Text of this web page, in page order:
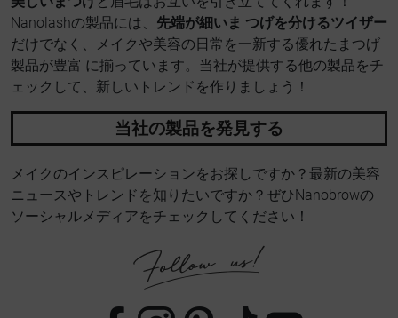
Nanolashの製品には、 先端が細いま つげを分けるツイザー
だけでなく、メイクや美容の日常を一新する優れたまつげ
製品が豊富 に揃っています。当社が提供する他の製品をチ
ェックして、新しいトレンドを作りましょう！
当社の製品を発見する
メイクのインスピレーションをお探しですか？最新の美容
ニュースやトレンドを知りたいですか？ぜひNanobrowの
ソーシャルメディアをチェックしてください！